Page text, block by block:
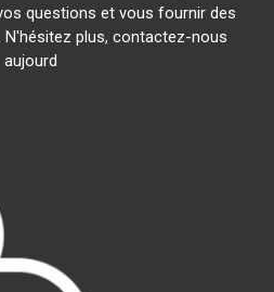
questions et vous fournir des
plus, contactez-nous
aujourd